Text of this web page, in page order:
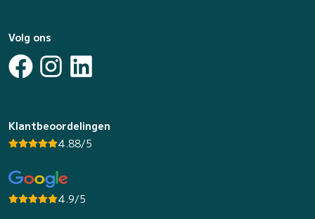
Volg ons
Klantbeoordelingen
4.88/5
4.9/5